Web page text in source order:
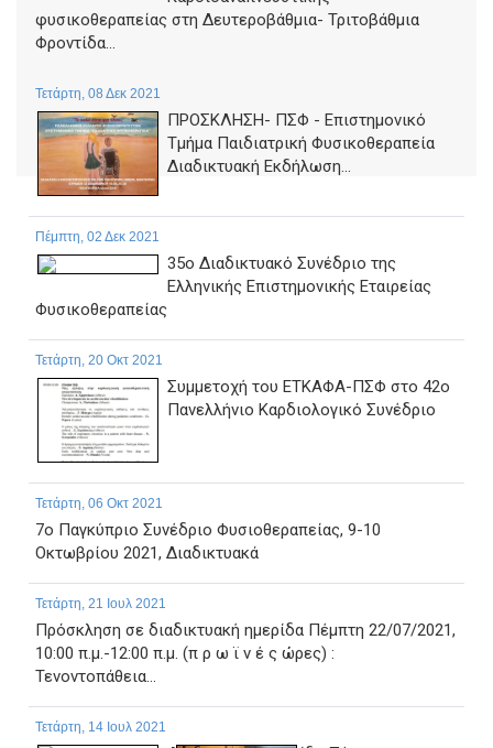
φυσικοθεραπείας στη Δευτεροβάθμια- Τριτοβάθμια
Φροντίδα...
Τετάρτη, 08 Δεκ 2021
ΠΡΟΣΚΛΗΣΗ- ΠΣΦ - Επιστημονικό
Τμήμα Παιδιατρική Φυσικοθεραπεία
Διαδικτυακή Εκδήλωση...
Πέμπτη, 02 Δεκ 2021
35o Διαδικτυακό Συνέδριο της
Ελληνικής Επιστημονικής Εταιρείας
Φυσικοθεραπείας
Τετάρτη, 20 Οκτ 2021
Συμμετοχή του ΕΤΚΑΦΑ-ΠΣΦ στο 42ο
Πανελλήνιο Καρδιολογικό Συνέδριο
Τετάρτη, 06 Οκτ 2021
7ο Παγκύπριο Συνέδριο Φυσιοθεραπείας, 9-10
Οκτωβρίου 2021, Διαδικτυακά
Τετάρτη, 21 Ιουλ 2021
Πρόσκληση σε διαδικτυακή ημερίδα Πέμπτη 22/07/2021,
10:00 π.μ.-12:00 π.μ. (π ρ ω ϊ ν έ ς ώρες) :
Τενοντοπάθεια...
Τετάρτη, 14 Ιουλ 2021